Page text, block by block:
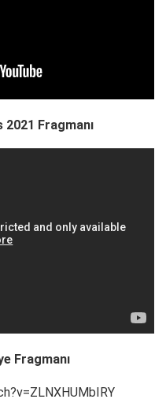
Fragmanı
Fragmanı